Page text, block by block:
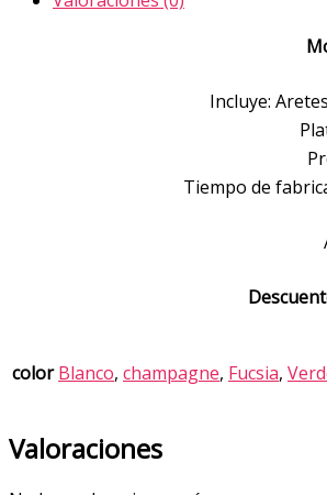
Incluye:
Tiempo de
color Blanco, champagne, Fucsia,
Valoraciones